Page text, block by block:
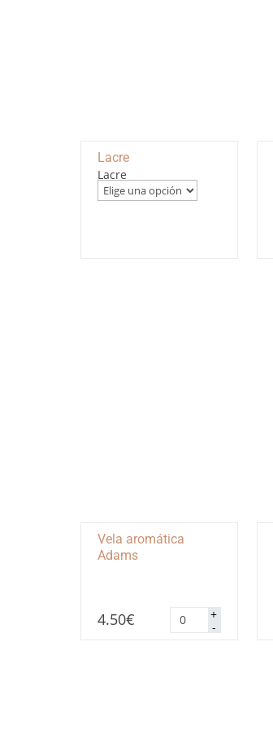
Lacre
Lacre
Vela aromática
Adams
4.50€ -
Vela
aromática
Adams
+